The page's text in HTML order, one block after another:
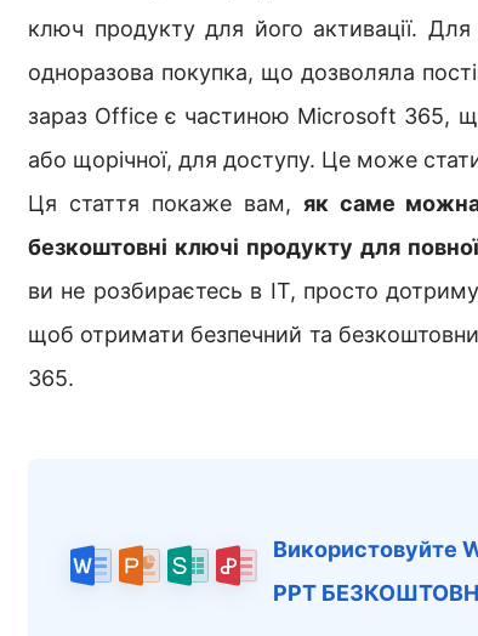
ключ продукту для його активації.
одноразова покупка, що дозволяла
зараз Office є частиною Microsoft 365,
або щорічної, для доступу. Це може
Ця стаття покаже вам, як саме
безкоштовні ключі продукту для повної
ви не розбираєтесь в ІТ, просто
щоб отримати безпечний та
365.
Використовуйте
PPT